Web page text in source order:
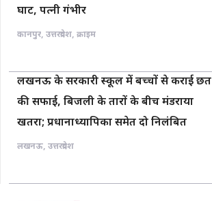
घाट, पत्नी गंभीर
कानपुर, उत्तरप्रदेश, क्राइम
लखनऊ के सरकारी स्कूल में बच्चों से कराई छत
की सफाई, बिजली के तारों के बीच मंडराया
खतरा; प्रधानाध्यापिका समेत दो निलंबित
लखनऊ, उत्तरप्रदेश